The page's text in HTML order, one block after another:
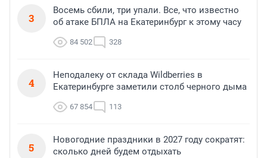
3
Восемь сбили, три упали. Все, что известно
об атаке БПЛА на Екатеринбург к этому часу
84 502 328
4
Неподалеку от склада Wildberries в
Екатеринбурге заметили столб черного дыма
67 854 113
5
Новогодние праздники в 2027 году сократят:
сколько дней будем отдыхать